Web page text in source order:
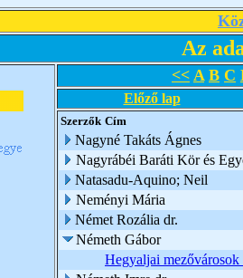
Az
<< A B C
Előző lap
Szerzők Cím
Nagyné Takáts Ágnes
Nagyrábéi Baráti Kör és
Natasadu-Aquino; Neil
Neményi Mária
Német Rozália dr.
Németh Gábor
Hegyaljai